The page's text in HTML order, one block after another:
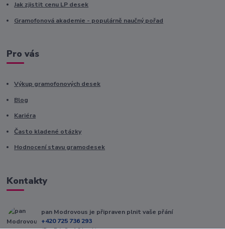
Jak zjistit cenu LP desek
Gramofonová akademie - populárně naučný pořad
Pro vás
Výkup gramofonových desek
Blog
Kariéra
Často kladené otázky
Hodnocení stavu gramodesek
Kontakty
pan Modrovous je připraven plnit vaše přání
+420 725 736 293